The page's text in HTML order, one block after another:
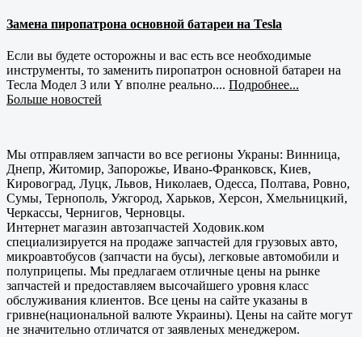
Замена пиропатрона основной батареи на Tesla
Если вы будете осторожны и вас есть все необходимые
инструменты, то заменить пиропатрон основной батареи на
Тесла Модел 3 или Y вполне реально.... Подробнее...
Больше новостей
Мы отправляем запчасти во все регионы Украны: Винница,
Днепр, Житомир, Запорожье, Ивано-Франковск, Киев,
Кировоград, Луцк, Львов, Николаев, Одесса, Полтава, Ровно,
Сумы, Тернополь, Ужгород, Харьков, Херсон, Хмельницкий,
Черкассы, Чернигов, Черновцы.
Интернет магазин автозапчастей Ходовик.ком
специализируется на продаже запчастей для грузовых авто,
микроавтобусов (запчасти на бусы), легковые автомобили и
полуприцепы. Мы предлагаем отличные цены на рынке
запчастей и предоставляем высочайшего уровня класс
обслуживания клиентов. Все цены на сайте указаны в
гривне(национальной валюте Украины). Цены на сайте могут
не значительно отличатся от заявленых менеджером.